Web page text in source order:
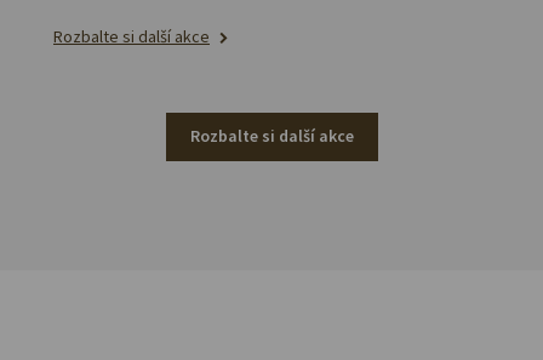
Rozbalte si další akce
Rozbalte si další akce